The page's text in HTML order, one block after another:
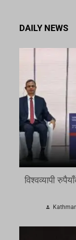
DAILY NEWS
विश्वव्यापी